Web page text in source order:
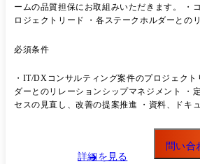
ームの品質担保にお取組みいただきます。 ・
ロジェクトリード ・各ステークホルダーとの
う ・資料、ドキュメント作成 ・ベンダー管理
の業務 【プロジェクト事例】 ●大手小売企業様/戦略コンサルティング
ネットスーパーシステム運営に関わるプロジ
某メガバンク様/ITコンサルティング 勘定系シ
セキュリティ脆弱性対応の迅速化プロジェクト
必須条件
・IT/DXコンサルティング案件のプロジェク
ダーとのリレーションシップマネジメント ・
セスの見直し、改善の提案推進 ・資料、ドキ
理、ドキュメントレビュー等の業務 ・専門分
詳細を見る
問い合